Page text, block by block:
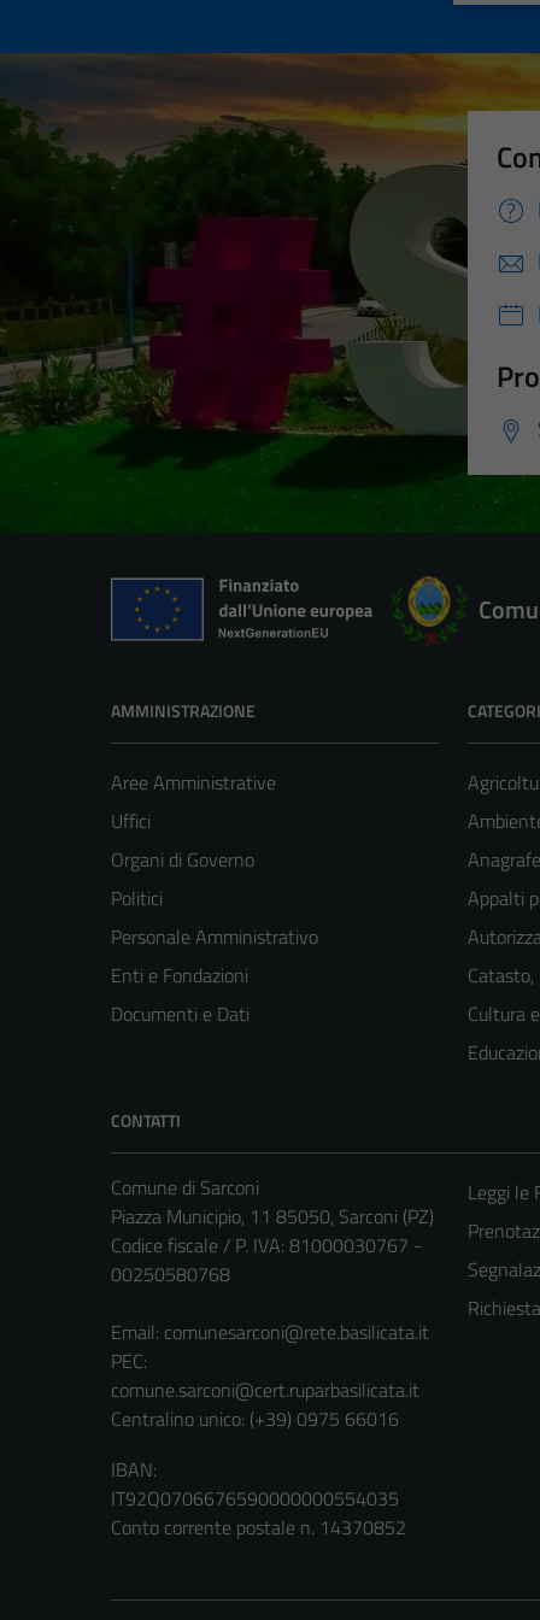
AMMINISTRAZIONE
Aree Amministrative
Uffici
Organi di Governo
Politici
Personale Amministrativo
Enti e Fondazioni
Documenti e Dati
Appalti
Catasto,
Cultura
CONTATTI
Comune di Sarconi
Piazza Municipio, 11 85050, Sarconi (PZ)
Codice fiscale / P. IVA: 81000030767 -
00250580768
Email: comunesarconi@rete.basilicata.it
PEC:
comune.sarconi@cert.ruparbasilicata.it
Centralino unico: (+39) 0975 66016
IBAN:
IT92Q0706676590000000554035
Conto corrente postale n. 14370852
Leggi le